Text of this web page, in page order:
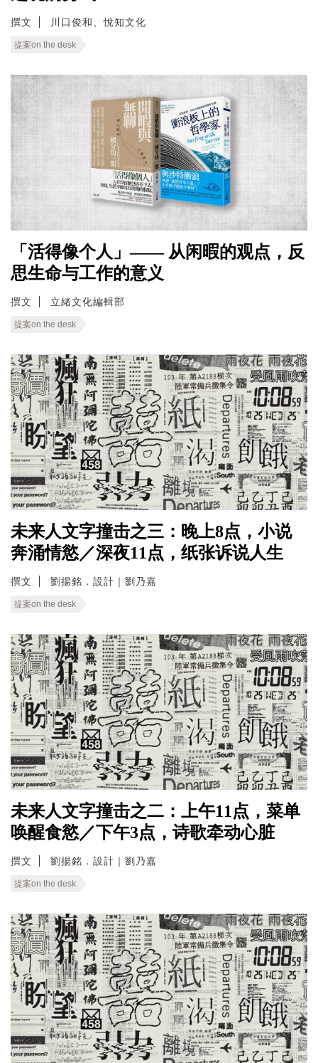
撰文 川口俊和、悅知文化
提案on the desk
「活得像个人」—— 从闲暇的观点，反
思生命与工作的意义
撰文 立緒文化編輯部
提案on the desk
未来人文字撞击之三：晚上8点，小说
奔涌情慾／深夜11点，纸张诉说人生
撰文 劉揚銘．設計｜劉乃嘉
提案on the desk
未来人文字撞击之二：上午11点，菜单
唤醒食慾／下午3点，诗歌牵动心脏
撰文 劉揚銘．設計｜劉乃嘉
提案on the desk